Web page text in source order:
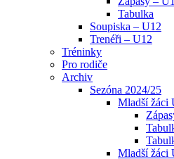
Tabulka
Soupiska – U12
Trenéři – U12
Tréninky
Pro rodiče
Archiv
Sezóna 2024/25
Mladší žáci
Mladší žáci